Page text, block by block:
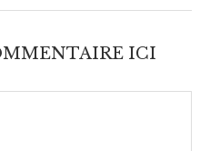
ICI